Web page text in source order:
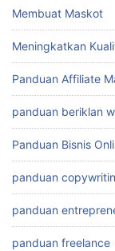
Membuat Maskot
Meningkatkan
Panduan Affiliate
panduan beriklan
Panduan Bisnis
panduan
panduan
panduan freelance